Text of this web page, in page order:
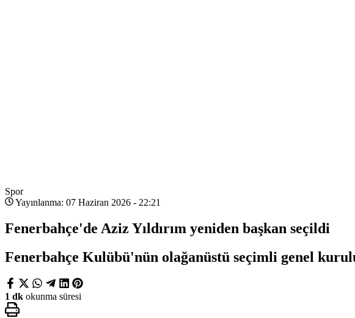
Spor
Yayınlanma: 07 Haziran 2026 - 22:21
Fenerbahçe'de Aziz Yıldırım yeniden başkan seçildi
Fenerbahçe Kulübü'nün olağanüstü seçimli genel
1 dk okunma süresi